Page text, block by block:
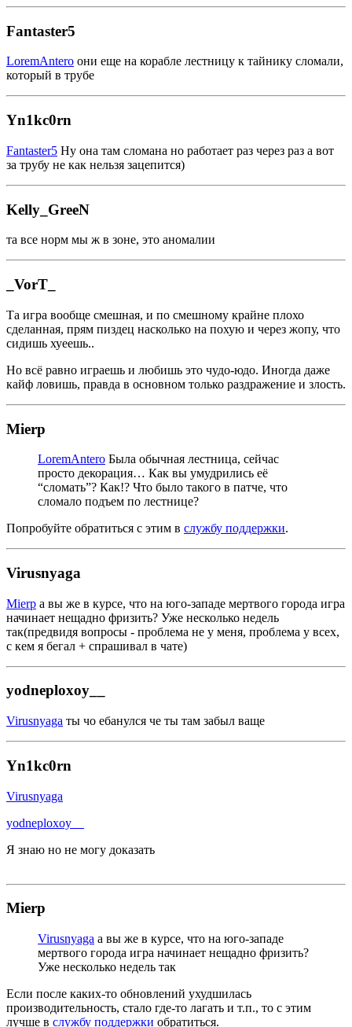
Fantaster5
LoremAntero они еще на корабле лестницу к тайнику сломали,
который в трубе
Yn1kc0rn
Fantaster5 Ну она там сломана но работает раз через раз а вот
за трубу не как нельзя зацепится)
Kelly_GreeN
та все норм мы ж в зоне, это аномалии
_VorT_
Та игра вообще смешная, и по смешному крайне плохо
сделанная, прям пиздец насколько на похую и через жопу, что
сидишь хуеешь..
Но всё равно играешь и любишь это чудо-юдо. Иногда даже
кайф ловишь, правда в основном только раздражение и злость.
Mierp
LoremAntero Была обычная лестница, сейчас
просто декорация… Как вы умудрились её
“сломать”? Как!? Что было такого в патче, что
сломало подъем по лестнице?
Попробуйте обратиться с этим в службу поддержки.
Virusnyaga
Mierp а вы же в курсе, что на юго-западе мертвого города игра
начинает нещадно фризить? Уже несколько недель
так(предвидя вопросы - проблема не у меня, проблема у всех,
с кем я бегал + спрашивал в чате)
yodneploxoy__
Virusnyaga ты чо ебанулся че ты там забыл ваще
Yn1kc0rn
Virusnyaga
yodneploxoy__
Я знаю но не могу доказать
Mierp
Virusnyaga а вы же в курсе, что на юго-западе
мертвого города игра начинает нещадно фризить?
Уже несколько недель так
Если после каких-то обновлений ухудшилась
производительность, стало где-то лагать и т.п., то с этим
лучше в службу поддержки обратиться.